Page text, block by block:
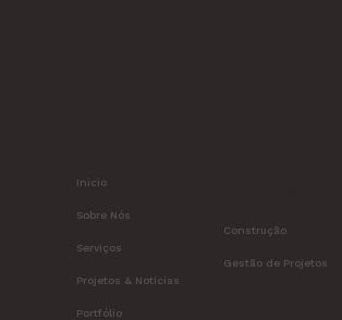
Inicio
Sobre Nós
Serviços
Projetos & Notícias
Portfólio
Construção
Gestão de Projetos